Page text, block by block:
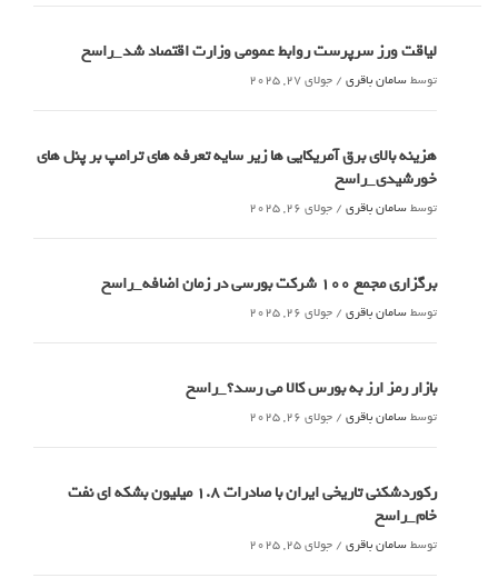
لیاقت ورز سرپرست روابط عمومی وزارت اقتصاد شد_راسخ
توسطسامان باقری / جولای 27, 2025
هزینه بالای برق آمریکایی ها زیر سایه تعرفه های ترامپ بر پنل های
خورشیدی_راسخ
توسطسامان باقری / جولای 26, 2025
برگزاری مجمع 100 شرکت بورسی در زمان اضافه_راسخ
توسطسامان باقری / جولای 26, 2025
بازار رمز ارز به بورس کالا می رسد؟_راسخ
توسطسامان باقری / جولای 26, 2025
رکوردشکنی تاریخی ایران با صادرات 1.8 میلیون بشکه ای نفت
خام_راسخ
توسطسامان باقری / جولای 25, 2025